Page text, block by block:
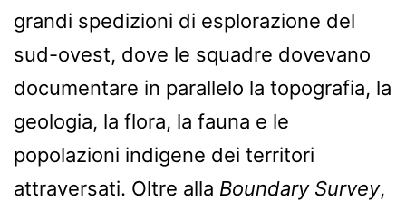
grandi spedizioni di esplorazione del
sud-ovest, dove le squadre dovevano
documentare in parallelo la topografia, la
geologia, la flora, la fauna e le
popolazioni indigene dei territori
attraversati. Oltre alla Boundary Survey,